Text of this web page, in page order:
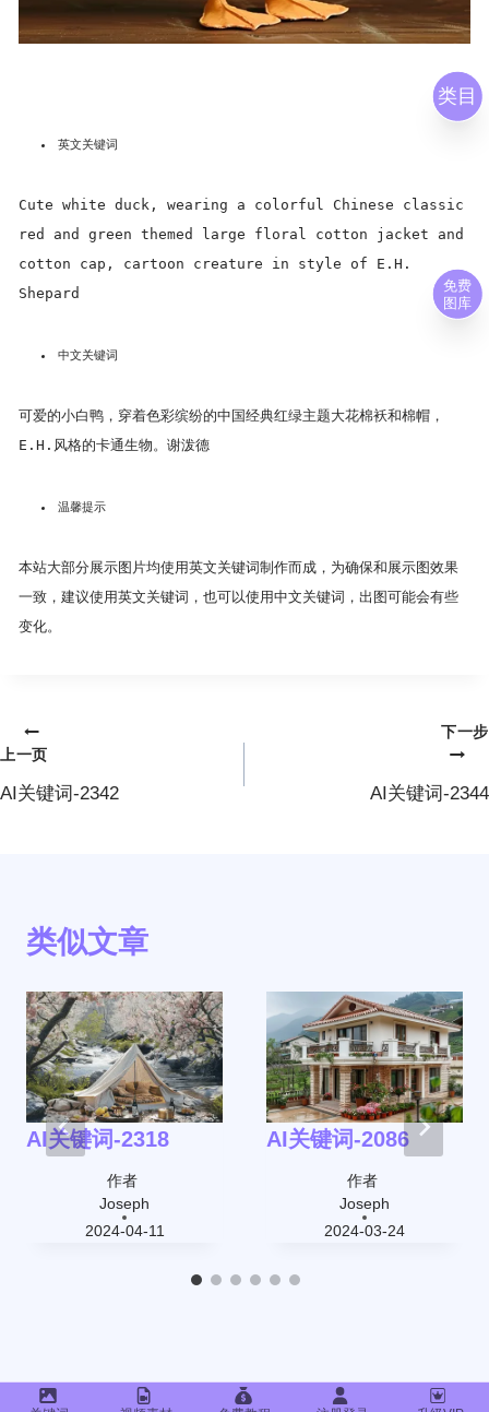
英文关键词
Cute white duck, wearing a colorful Chinese classic
red and green themed large floral cotton jacket and
cotton cap, cartoon creature in style of E.H.
Shepard
中文关键词
可爱的小白鸭，穿着色彩缤纷的中国经典红绿主题大花棉袄和棉帽，
E.H.风格的卡通生物。谢泼德
温馨提示
本站大部分展示图片均使用英文关键词制作而成，为确保和展示图效果
一致，建议使用英文关键词，也可以使用中文关键词，出图可能会有些
变化。
文
章
上一页
AI关键词-2342
下一步
AI关键词-2344
类似文章
AI关键词-2318
作者
Joseph
2024-04-11
AI关键词-2086
作者
Joseph
2024-03-24
类目
免费
图库